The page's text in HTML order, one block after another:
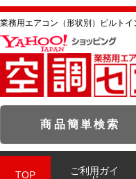
業務用エアコン（形状別）ビルト